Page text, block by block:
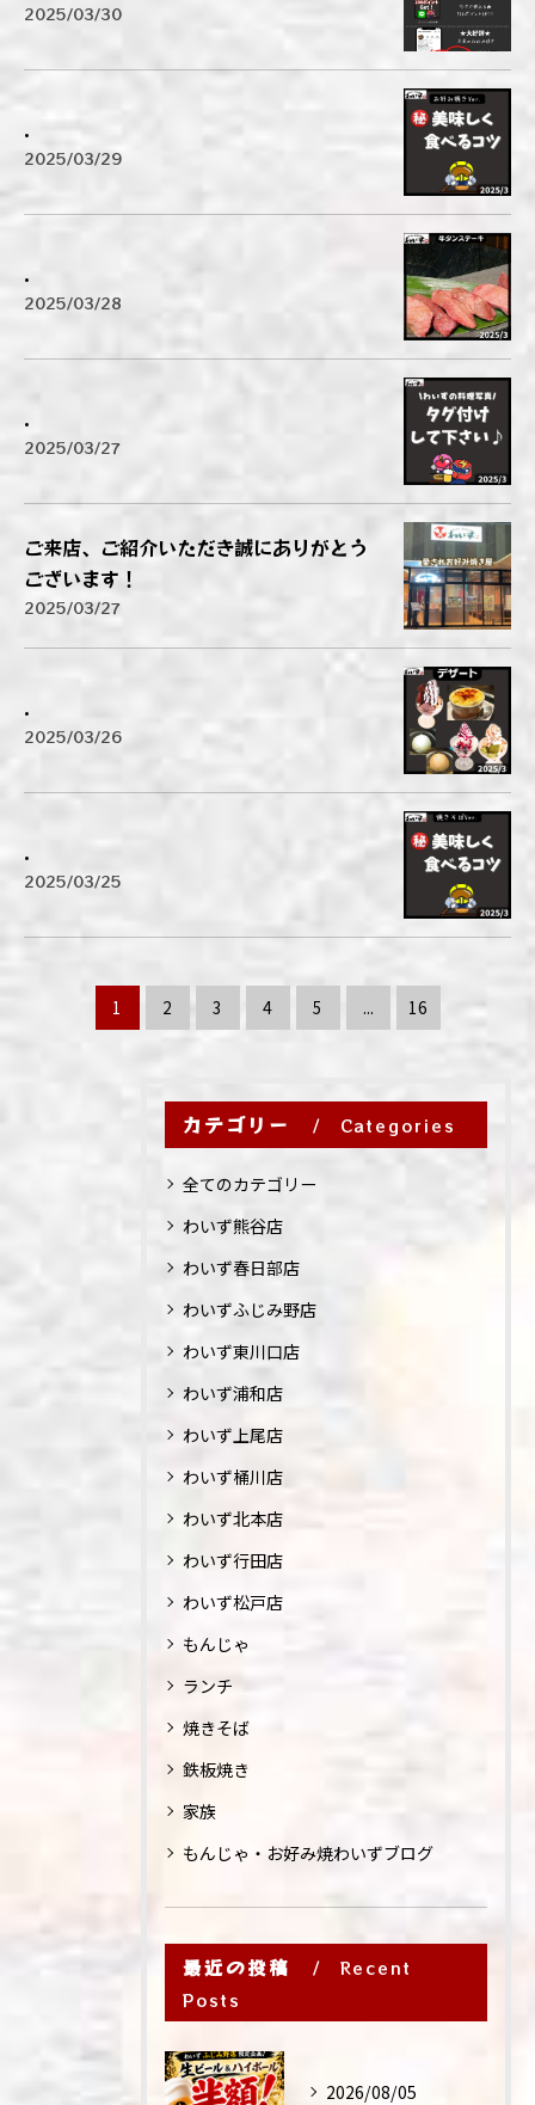
2025/03/30
.
2025/03/29
.
2025/03/28
.
2025/03/27
ご来店、ご紹介いただき誠にありがとう
ございます！
2025/03/27
.
2025/03/26
.
2025/03/25
1 2 3 4 5 ... 16
カテゴリー Categories
全てのカテゴリー
わいず熊谷店
わいず春日部店
わいずふじみ野店
わいず東川口店
わいず浦和店
わいず上尾店
わいず桶川店
わいず北本店
わいず行田店
わいず松戸店
もんじゃ
ランチ
焼きそば
鉄板焼き
家族
もんじゃ・お好み焼わいずブログ
最近の投稿
Recent
Posts
2026/08/05